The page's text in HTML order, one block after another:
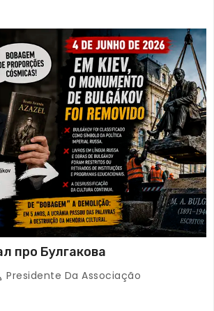
про Булгакова
Presidente Da Associação